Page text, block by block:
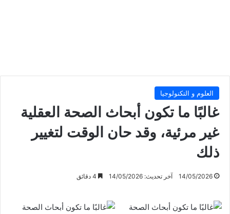
العلوم و التكنولوجيا
غالبًا ما تكون أبحاث الصحة العقلية
غير مرئية، وقد حان الوقت لتغيير
ذلك
14/05/2026 آخر تحديث: 14/05/2026